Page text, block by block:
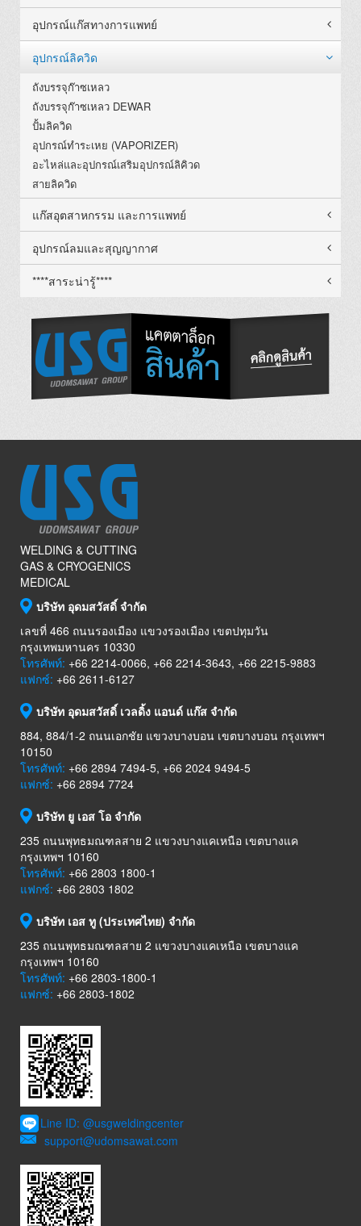
อุปกรณ์แก๊สทางการแพทย์
อุปกรณ์ลิควิด
ถังบรรจุก๊าซเหลว
ถังบรรจุก๊าซเหลว DEWAR
ปั้มลิควิด
อุปกรณ์ทำระเหย (VAPORIZER)
อะไหล่และอุปกรณ์เสริมอุปกรณ์ลิคิวด
สายลิควิด
แก๊สอุตสาหกรรม และการแพทย์
อุปกรณ์ลมและสุญญากาศ
****สาระน่ารู้****
WELDING & CUTTING
GAS & CRYOGENICS
MEDICAL
บริษัท อุดมสวัสดิ์ จำกัด
เลขที่ 466 ถนนรองเมือง แขวงรองเมือง เขตปทุมวัน
กรุงเทพมหานคร 10330
โทรศัพท์: +66 2214-0066, +66 2214-3643, +66 2215-9883
แฟกซ์: +66 2611-6127
บริษัท อุดมสวัสดิ์ เวลดิ้ง แอนด์ แก๊ส จำกัด
884, 884/1-2 ถนนเอกชัย แขวงบางบอน เขตบางบอน กรุงเทพฯ
10150
โทรศัพท์: +66 2894 7494-5, +66 2024 9494-5
แฟกซ์: +66 2894 7724
บริษัท ยู เอส โอ จำกัด
235 ถนนพุทธมณฑลสาย 2 แขวงบางแคเหนือ เขตบางแค
กรุงเทพฯ 10160
โทรศัพท์: +66 2803 1800-1
แฟกซ์: +66 2803 1802
บริษัท เอส ทู (ประเทศไทย) จำกัด
235 ถนนพุทธมณฑลสาย 2 แขวงบางแคเหนือ เขตบางแค
กรุงเทพฯ 10160
โทรศัพท์: +66 2803-1800-1
แฟกซ์: +66 2803-1802
Line ID: @usgweldingcenter
support@udomsawat.com